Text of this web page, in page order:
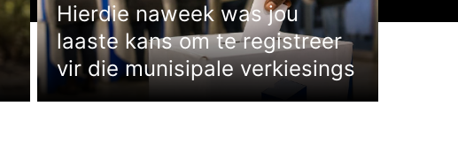
Hierdie naweek was jou
laaste kans om te registreer
vir die munisipale verkiesings